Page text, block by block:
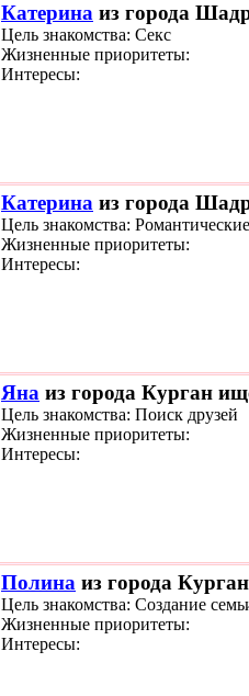
Катерина из города
Цель знакомства: Секс
Жизненные приоритеты:
Интересы:
Катерина из города
Цель знакомства:
Жизненные приоритеты:
Интересы:
Яна из города Курган
Цель знакомства: Поиск друзей
Жизненные приоритеты:
Интересы:
Полина из города
Цель знакомства: Создание
Жизненные приоритеты:
Интересы: